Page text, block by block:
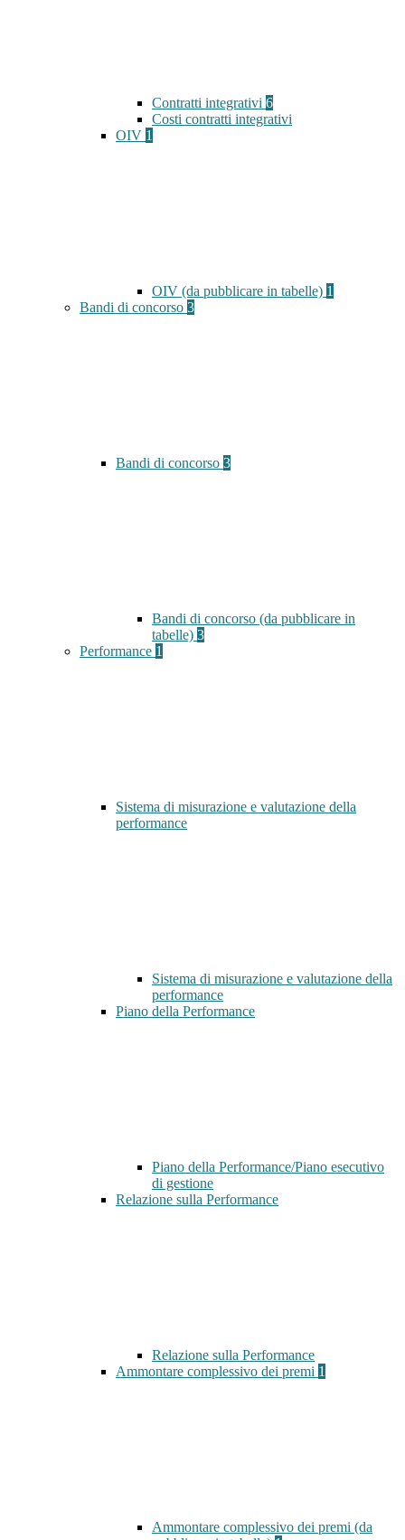
Contratti integrativi 6
Costi contratti integrativi
OIV 1
OIV (da pubblicare in tabelle) 1
Bandi di concorso 3
Bandi di concorso 3
Bandi di concorso (da pubblicare in
tabelle) 3
Performance 1
Sistema di misurazione e valutazione della
performance
Sistema di misurazione e valutazione della
performance
Piano della Performance
Piano della Performance/Piano esecutivo
di gestione
Relazione sulla Performance
Relazione sulla Performance
Ammontare complessivo dei premi 1
Ammontare complessivo dei premi (da